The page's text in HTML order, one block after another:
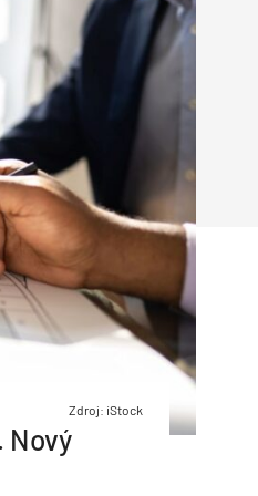
Urbanizmus
Solárne kolektory
Manažérsky
Zdroj: iStock
Nový